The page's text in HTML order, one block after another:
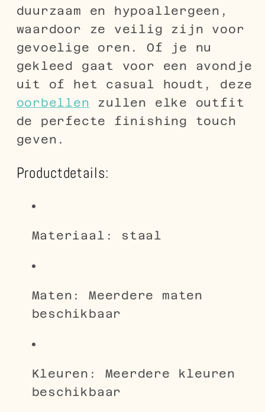
duurzaam en hypoallergeen,
waardoor ze veilig zijn voor
gevoelige oren. Of je nu
gekleed gaat voor een avondje
uit of het casual houdt, deze
oorbellen zullen elke outfit
de perfecte finishing touch
geven.
Productdetails:
Materiaal: staal
Maten: Meerdere maten
beschikbaar
Kleuren: Meerdere kleuren
beschikbaar